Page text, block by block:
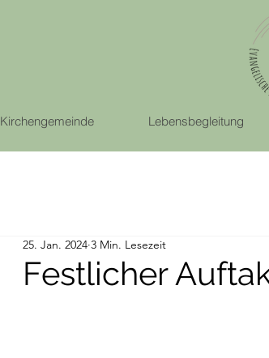
Kirchengemeinde Lebensbegleitung
Festlicher
25. Jan. 2024 3 Min. Lesezeit